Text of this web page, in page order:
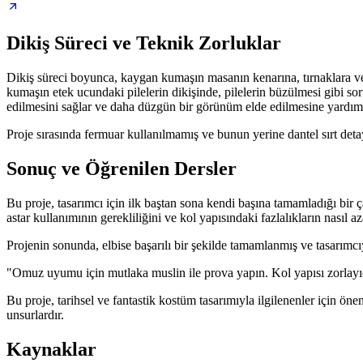
Dikiş Süreci ve Teknik Zorluklar
Dikiş süreci boyunca, kaygan kumaşın masanın kenarına, tırnaklara
kumaşın etek ucundaki pilelerin dikişinde, pilelerin büzülmesi gibi
edilmesini sağlar ve daha düzgün bir görünüm elde edilmesine
Proje sırasında fermuar kullanılmamış ve bunun yerine dantel sırt
Sonuç ve Öğrenilen Dersler
Bu proje, tasarımcı için ilk baştan sona kendi başına tamamladığı
astar kullanımının gerekliliğini ve kol yapısındaki fazlalıkların nasıl
Projenin sonunda, elbise başarılı bir şekilde tamamlanmış ve
"Omuz uyumu için mutlaka muslin ile prova yapın. Kol yapısı
Bu proje, tarihsel ve fantastik kostüm tasarımıyla ilgilenenler için
unsurlardır.
Kaynaklar